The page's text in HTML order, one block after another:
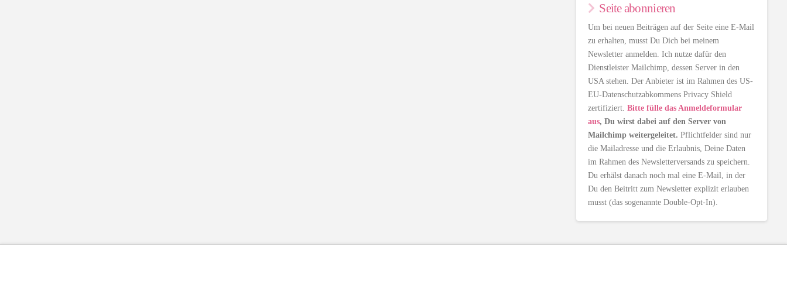
Seite abonnieren
Um bei neuen Beiträgen auf der Seite eine E-Mail
zu erhalten, musst Du Dich bei meinem
Newsletter anmelden. Ich nutze dafür den
Dienstleister Mailchimp, dessen Server in den
USA stehen. Der Anbieter ist im Rahmen des US-
EU-Datenschutzabkommens Privacy Shield
zertifiziert.Bitte fülle das Anmeldeformular
aus, Du wirst dabei auf den Server von
Mailchimp weitergeleitet. Pflichtfelder sind nur
die Mailadresse und die Erlaubnis, Deine Daten
im Rahmen des Newsletterversands zu speichern.
Du erhälst danach noch mal eine E-Mail, in der
Du den Beitritt zum Newsletter explizit erlauben
musst (das sogenannte Double-Opt-In).